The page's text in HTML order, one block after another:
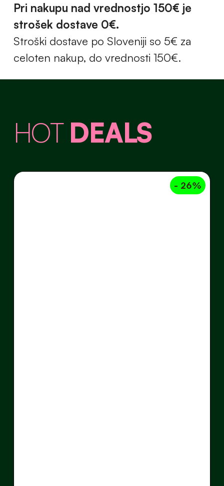
Pri nakupu nad vrednostjo 150€ je
strošek dostave 0€.
Stroški dostave po Sloveniji so 5€ za
celoten nakup, do vrednosti 150€.
HOT DEALS
- 26%